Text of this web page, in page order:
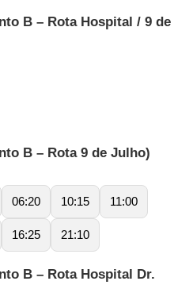
B – Rota Hospital / 9 de
B – Rota 9 de Julho)
06:20 10:15 11:00
16:25 21:10
B – Rota Hospital Dr.